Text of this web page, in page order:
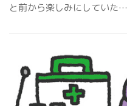
と前から楽しみにしていた…